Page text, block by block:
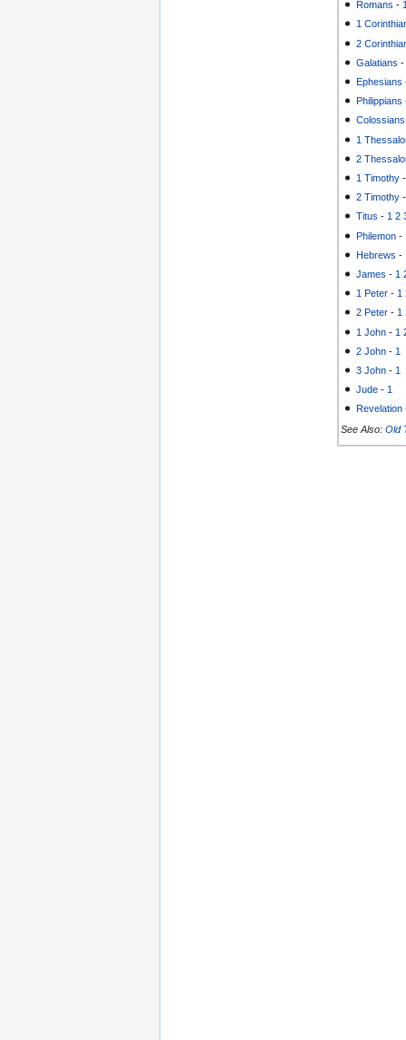
Romans -
1
2
Galatians
Ephesians
Philippians
Colossians
1
2
1 Timothy
2 Timothy
Titus -1 2
Philemon -
Hebrews -
James - 1
1 Peter - 1
2 Peter -1
1 John - 1
2 John - 1
3 John - 1
Jude - 1
Revelation
See Also: Old